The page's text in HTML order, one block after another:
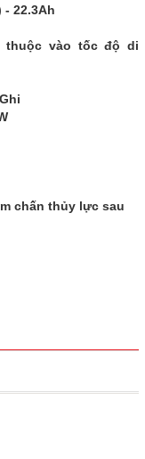
- 22.3Ah
thuộc vào tốc độ di
chấn thủy lực sau